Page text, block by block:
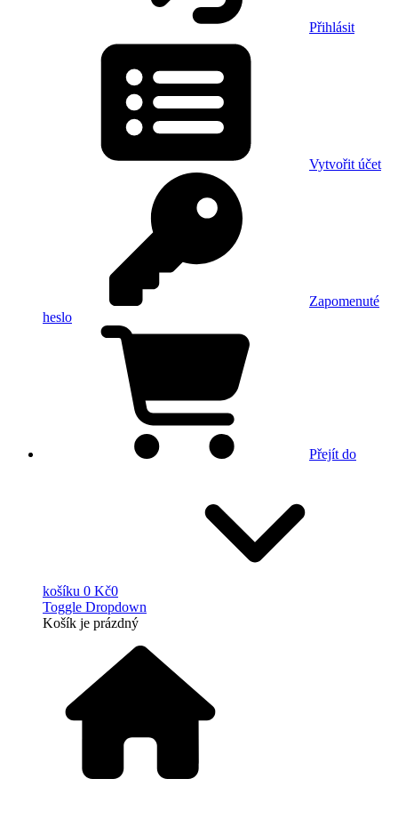
Přihlásit
Vytvořit účet
Zapomenuté
heslo
Přejít do
košíku 0 Kč0
Toggle Dropdown
Košík je prázdný